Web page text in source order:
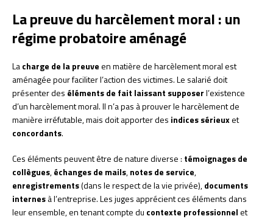
La preuve du harcèlement moral : un
régime probatoire aménagé
Lacharge de la preuveen matière de harcèlement moral est
aménagée pour faciliter l’action des victimes. Le salarié doit
présenter des éléments de fait laissant supposerl’existence
d’un harcèlement moral. Il n’a pas à prouver le harcèlement de
manière irréfutable, mais doit apporter des indices sérieuxet
concordants.
Ces éléments peuvent être de nature diverse : témoignages de
collègues,échanges de mails,notes de service,
enregistrements(dans le respect de la vie privée),documents
internesà l’entreprise. Les juges apprécient ces éléments dans
leur ensemble, en tenant compte du contexte professionnelet